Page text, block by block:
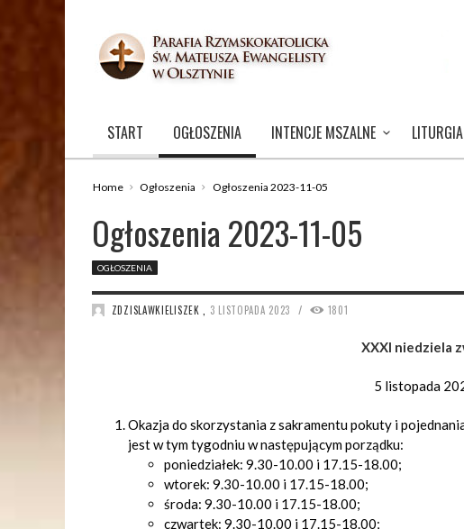
START OGŁOSZENIA INTENCJE MSZALNE LITURGIA
Home Ogłoszenia Ogłoszenia 2023-11-05
Ogłoszenia 2023-11-05
OGŁOSZENIA
ZDZISLAWKIELISZEK 3 LISTOPADA 2023 / 1801
XXXI niedziela
5 listopada
Okazja do skorzystania z sakramentu pokuty i
jest w tym tygodniu w następującym porządku:
poniedziałek: 9.30-10.00 i 17.15-18.00;
wtorek: 9.30-10.00 i 17.15-18.00;
środa: 9.30-10.00 i 17.15-18.00;
czwartek: 9.30-10.00 i 17.15-18.00;